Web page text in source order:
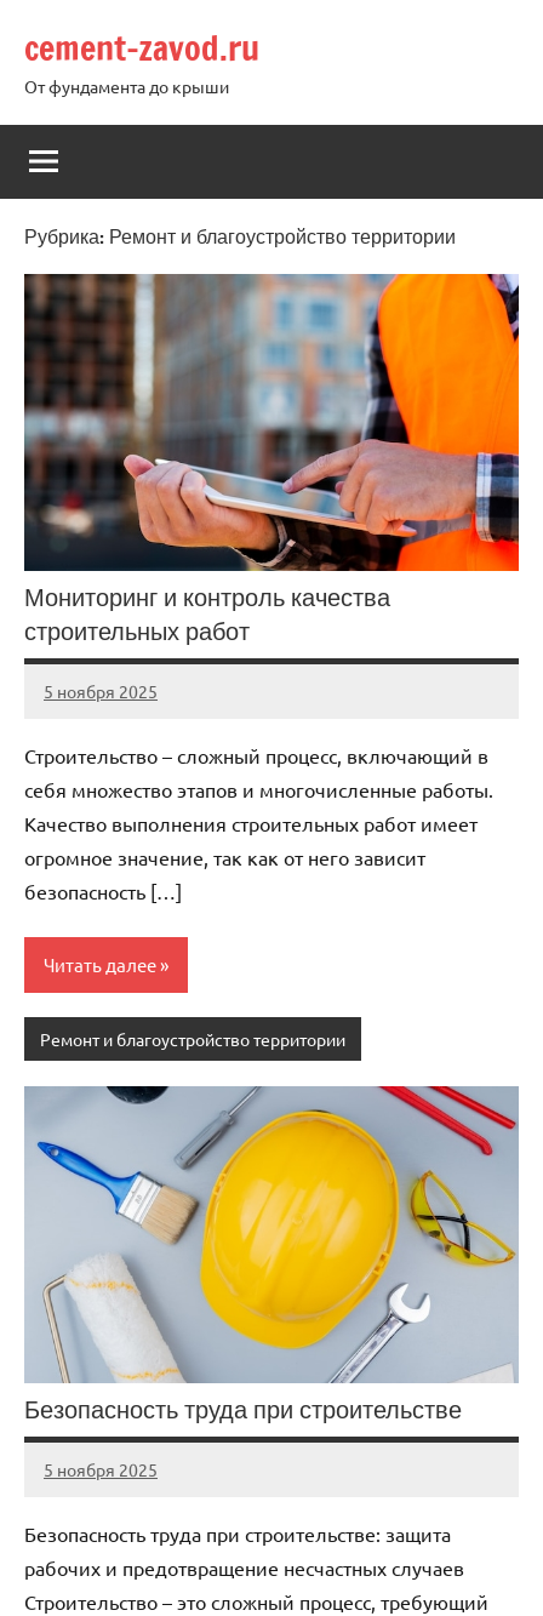
содержимому
cement-zavod.ru
От фундамента до крыши
Рубрика: Ремонт и благоустройство территории
Мониторинг и контроль качества
строительных работ
5 ноября 2025
cement_zavod
Нет
Строительство – сложный процесс, включающий в
себя множество этапов и многочисленные работы.
Качество выполнения строительных работ имеет
огромное значение, так как от него зависит
безопасность […]
Читать далее
Ремонт и благоустройство территории
Безопасность труда при строительстве
5 ноября 2025
cement_zavod
Нет
Безопасность труда при строительстве: защита
рабочих и предотвращение несчастных случаев
Строительство – это сложный процесс, требующий